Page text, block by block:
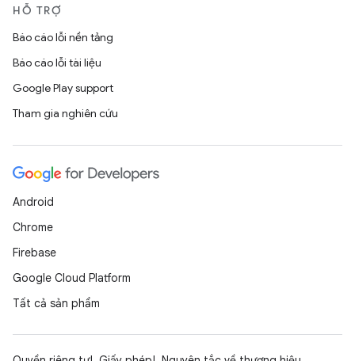
HỖ TRỢ
Báo cáo lỗi nền tảng
Báo cáo lỗi tài liệu
Google Play support
Tham gia nghiên cứu
Android
Chrome
Firebase
Google Cloud Platform
Tất cả sản phẩm